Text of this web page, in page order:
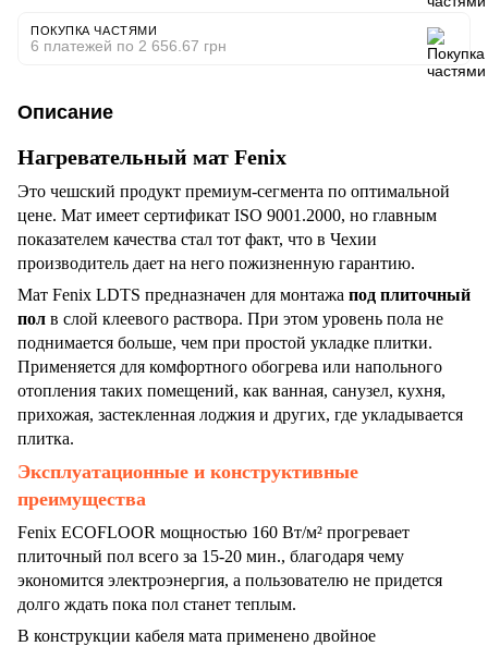
ПОКУПКА ЧАСТЯМИ
6 платежей по 2 656.67 грн
Описание
Нагревательный мат Fenix
Это чешский продукт премиум-сегмента по оптимальной
цене. Мат имеет сертификат ISO 9001.2000, но главным
показателем качества стал тот факт, что в Чехии
производитель дает на него пожизненную гарантию.
Мат Fenix LDTS предназначен для монтажа под плиточный
пол в слой клеевого раствора. При этом уровень пола не
поднимается больше, чем при простой укладке плитки.
Применяется для комфортного обогрева или напольного
отопления таких помещений, как ванная, санузел, кухня,
прихожая, застекленная лоджия и других, где укладывается
плитка.
Эксплуатационные и конструктивные
преимущества
Fenix ECOFLOOR мощностью 160 Вт/м² прогревает
плиточный пол всего за 15-20 мин., благодаря чему
экономится электроэнергия, а пользователю не придется
долго ждать пока пол станет теплым.
В конструкции кабеля мата применено двойное